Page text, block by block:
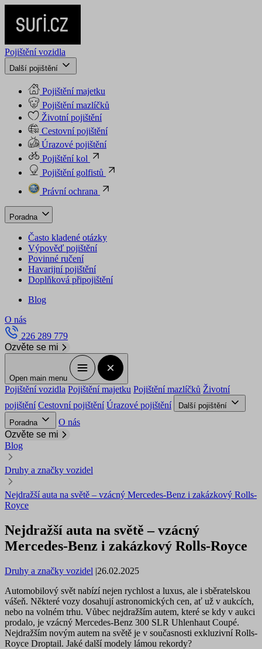
Pojištění vozidla
Další pojištění
Pojištění majetku
Pojištění mazlíčků
Životní pojištění
Cestovní pojištění
Úrazové pojištění
Pojištění kol
Pojištění golfistů
Právní ochrana
Poradna
Často kladené otázky
Výpověď pojištění
Povinné ručení
Havarijní pojištění
Doplňková připojištění
Blog
O nás
226 289 779
Ozvěte se mi
Open main menu
Pojištění vozidla Pojištění majetku Pojištění mazlíčků Životní
pojištění Cestovní pojištění Úrazové pojištění
Další pojištění
Poradna
O nás
Ozvěte se mi
Blog
Druhy a značky vozidel
Nejdražší auta na světě – vzácný Mercedes-Benz i zakázkový Rolls-
Royce
Nejdražší auta na světě – vzácný
Mercedes-Benz i zakázkový Rolls-Royce
Druhy a značky vozidel |26.02.2025
Automobilový svět nabízí nejen rychlost a luxus, ale i sběratelskou
vášeň. Některé vozy dosahují astronomických cen, ať už v aukcích,
nebo na volném trhu. Vůbec nejdražším autem, které se kdy v aukci
prodalo, je vzácný Mercedes-Benz 300 SLR Uhlenhaut Coupé.
Nejdražším novým autem na světě je v současnosti exkluzivní Rolls-
Royce Droptail. Jaké další modely lámou rekordy?